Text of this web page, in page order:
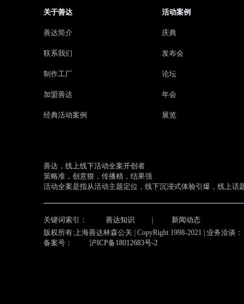
关于善达
善达简介
联系我们
制作工厂
加盟善达
经典活动案例
活动案例
庆典
发布会
论坛
年会
展览
善达，线上线下活动全案开创者
策略准，创意狠，传播精，结果强
活动全案是指从活动主题定位，线下沉浸式体验引爆，线上话
关键词索引： 善达知识
新闻动态
版权所有:上海善达林森公关 | CopyRight 1998-2021 | 业务洽谈：
备案号：
沪ICP备18012683号-2